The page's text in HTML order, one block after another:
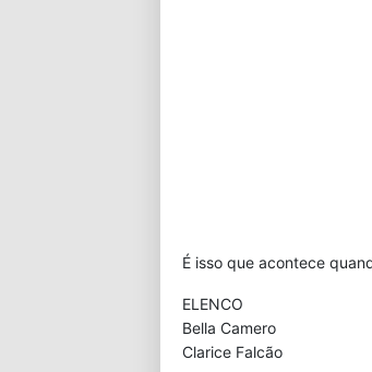
É isso que acontece
ELENCO
Bella Camero
Clarice Falcão